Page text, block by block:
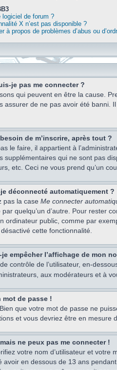
logiciel de forum ?
X n’est pas disponible ?
à propos de problèmes d’abus ou
je pas me connecter ?
qui peuvent en être la cause.
assurer de ne pas avoir été banni.
de m’inscrire, après tout ?
le faire, il appartient à
supplémentaires qui ne sont pas
etc. Ceci ne vous prend qu’un
déconnecté automatiquement ?
pas la case Me connecter
quelqu’un d’autre. Pour rester
ordinateur public, comme par
cette fonctionnalité.
empêcher l’affichage de mon
contrôle de l’utilisateur, en-
aux modérateurs et à
mot de passe !
que votre mot de passe ne
et vous devriez être en mesure
ne peux pas me connecter !
votre nom d’utilisateur et votre
avoir en dessous de 13 ans